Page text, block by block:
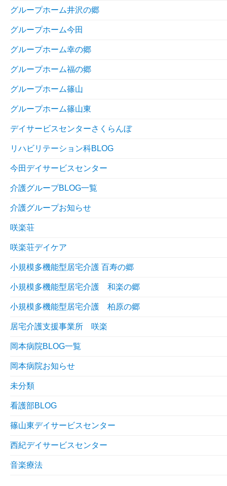
グループホーム井沢の郷
グループホーム今田
グループホーム幸の郷
グループホーム福の郷
グループホーム篠山
グループホーム篠山東
デイサービスセンターさくらんぼ
リハビリテーション科BLOG
今田デイサービスセンター
介護グループBLOG一覧
介護グループお知らせ
咲楽荘
咲楽荘デイケア
小規模多機能型居宅介護 百寿の郷
小規模多機能型居宅介護 和楽の郷
小規模多機能型居宅介護 柏原の郷
居宅介護支援事業所 咲楽
岡本病院BLOG一覧
岡本病院お知らせ
未分類
看護部BLOG
篠山東デイサービスセンター
西紀デイサービスセンター
音楽療法